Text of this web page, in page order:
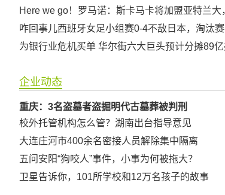
企业动态
重庆：3名盗墓者盗掘明代古墓葬被判刑
校外托管机构怎么管？湖南出台指导意见
大连庄河市400余名密接人员解除集中隔离
五问安阳“狗咬人”事件，小事为何被拖大？
卫星告诉你，101所学校和12万名孩子的故事